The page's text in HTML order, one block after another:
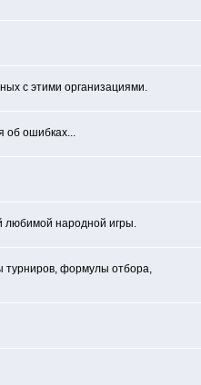
с этими организациями.
об ошибках...
любимой народной игры.
турниров, формулы отбора,